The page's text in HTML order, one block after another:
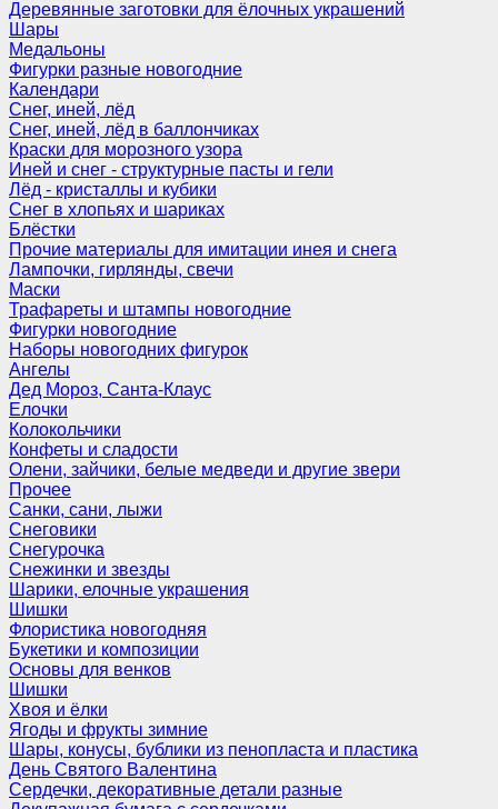
Деревянные заготовки для ёлочных украшений
Шары
Медальоны
Фигурки разные новогодние
Календари
Снег, иней, лёд
Снег, иней, лёд в баллончиках
Краски для морозного узора
Иней и снег - структурные пасты и гели
Лёд - кристаллы и кубики
Снег в хлопьях и шариках
Блёстки
Прочие материалы для имитации инея и снега
Лампочки, гирлянды, свечи
Маски
Трафареты и штампы новогодние
Фигурки новогодние
Наборы новогодних фигурок
Ангелы
Дед Мороз, Санта-Клаус
Елочки
Колокольчики
Конфеты и сладости
Олени, зайчики, белые медведи и другие звери
Прочее
Санки, сани, лыжи
Снеговики
Снегурочка
Снежинки и звезды
Шарики, елочные украшения
Шишки
Флористика новогодняя
Букетики и композиции
Основы для венков
Шишки
Хвоя и ёлки
Ягоды и фрукты зимние
Шары, конусы, бублики из пенопласта и пластика
День Святого Валентина
Сердечки, декоративные детали разные